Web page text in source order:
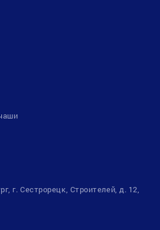
г. Сестрорецк, Строителей, д. 12,